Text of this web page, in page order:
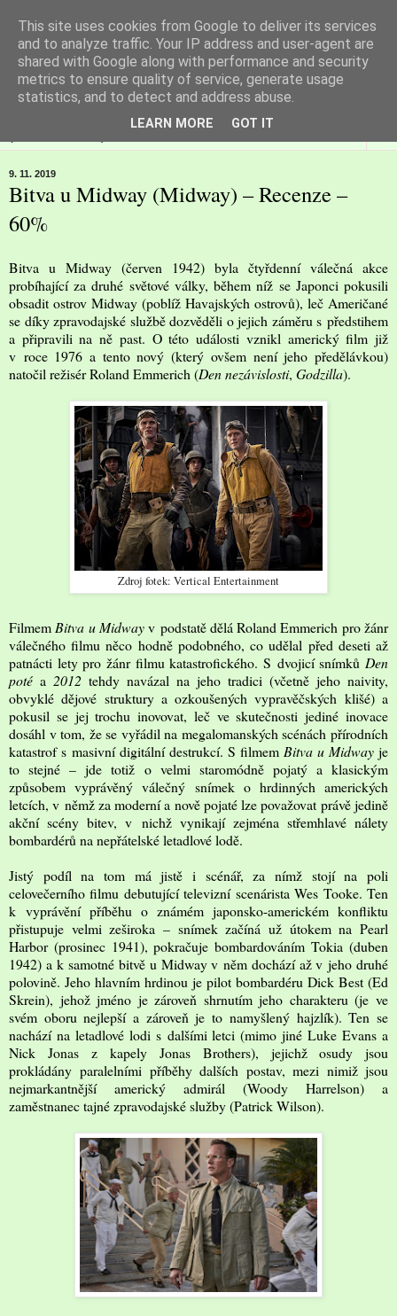
Filmspot
Recenze Honzy Vargy na filmové novinky v kinech
9. 11. 2019
Bitva u Midway (Midway) – Recenze –
60%
Bitva u Midway (červen 1942) byla čtyřdenní válečná akce
probíhající za druhé světové války, během níž se Japonci pokusili
obsadit ostrov Midway (poblíž Havajských ostrovů), leč Američané
se díky zpravodajské službě dozvěděli o jejich záměru s předstihem
a připravili na ně past. O této události vznikl americký film již
v roce 1976 a tento nový (který ovšem není jeho předělávkou)
natočil režisér Roland Emmerich (Den nezávislosti, Godzilla).
Zdroj fotek: Vertical Entertainment
Filmem Bitva u Midwayv podstatě dělá Roland Emmerich pro žánr
válečného filmu něco hodně podobného, co udělal před deseti až
patnácti lety pro žánr filmu katastrofického. S dvojicí snímků Den
poté a 2012 tehdy navázal na jeho tradici (včetně jeho naivity,
obvyklé dějové struktury a ozkoušených vypravěčských klišé) a
pokusil se jej trochu inovovat, leč ve skutečnosti jediné inovace
dosáhl v tom, že se vyřádil na megalomanských scénách přírodních
katastrof s masivní digitální destrukcí. S filmem Bitva u Midway je
to stejné – jde totiž o velmi staromódně pojatý a klasickým
způsobem vyprávěný válečný snímek o hrdinných amerických
letcích, v němž za moderní a nově pojaté lze považovat právě jedině
akční scény bitev, v nichž vynikají zejména střemhlavé nálety
bombardérů na nepřátelské letadlové lodě.
Jistý podíl na tom má jistě i scénář, za nímž stojí na poli
celovečerního filmu debutující televizní scenárista Wes Tooke. Ten
k vyprávění příběhu o známém japonsko-americkém konfliktu
přistupuje velmi zeširoka – snímek začíná už útokem na Pearl
Harbor (prosinec 1941), pokračuje bombardováním Tokia (duben
1942) a k samotné bitvě u Midway v něm dochází až v jeho druhé
polovině. Jeho hlavním hrdinou je pilot bombardéru Dick Best (Ed
Skrein), jehož jméno je zároveň shrnutím jeho charakteru (je ve
svém oboru nejlepší a zároveň je to namyšlený hajzlík). Ten se
nachází na letadlové lodi s dalšími letci (mimo jiné Luke Evans a
Nick Jonas z kapely Jonas Brothers), jejichž osudy jsou
prokládány paralelními příběhy dalších postav, mezi nimiž jsou
nejmarkantnější americký admirál (Woody Harrelson) a
zaměstnanec tajné zpravodajské služby (Patrick Wilson).
This site uses cookies from Google to deliver its services
and to analyze traffic. Your IP address and user-agent are
shared with Google along with performance and security
metrics to ensure quality of service, generate usage
statistics, and to detect and address abuse.
LEARN MORE GOT IT